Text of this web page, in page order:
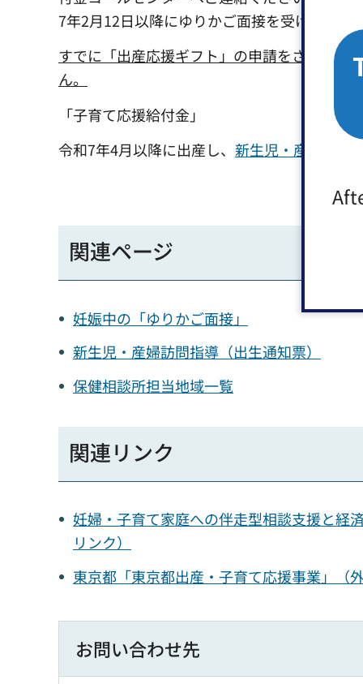
7年2月12日以降にゆりかご面接を受けた方に
すでに「出産応援ギフト」の申請をされた方
ん。
「子育て応援給付金」
令和7年4月以降に出産し、 新生児・産婦訪問
関連ページ
妊娠中の「ゆりかご面接」
新生児・産婦訪問指導（出生通知票）
保健相談所担当地域一覧
関連リンク
妊婦・子育て家庭への伴走型相談支援と経
リンク）
東京都「東京都出産・子育て応援事業」（
お問い合わせ先